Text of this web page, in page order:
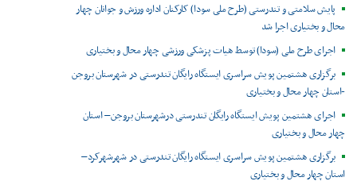
پایش سلامتی و تندرستی (طرح ملی سودا) کارکنان اداره ورزش و جوانان چهار
محال و بختیاری اجرا شد
اجرای طرح ملی (سودا) توسط هیات پزشکی ورزشی چهار محال و بختیاری
برگزاری هشتمین پویش سراسری ایستگاه رایگان تندرستی در شهرستان بروجن
-استان چهار محال و بختیاری
اجرای هشتمین پویش ایستگاه رایگان تندرستی درشهرستان بروجن– استان
چهار محال و بختیاری
برگزاری هشتمین پویش سراسری ایستگاه رایگان تندرستی در شهرشهرکرد–
استان چهار محال و بختیاری